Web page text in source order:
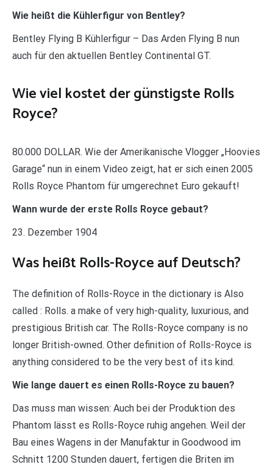
Wie heißt die Kühlerfigur von Bentley?
Bentley Flying B Kühlerfigur – Das Arden Flying B nun
auch für den aktuellen Bentley Continental GT.
Wie viel kostet der günstigste Rolls
Royce?
80.000 DOLLAR. Wie der Amerikanische Vlogger „Hoovies
Garage“ nun in einem Video zeigt, hat er sich einen 2005
Rolls Royce Phantom für umgerechnet Euro gekauft!
Wann wurde der erste Rolls Royce gebaut?
23. Dezember 1904
Was heißt Rolls-Royce auf Deutsch?
The definition of Rolls-Royce in the dictionary is Also
called : Rolls. a make of very high-quality, luxurious, and
prestigious British car. The Rolls-Royce company is no
longer British-owned. Other definition of Rolls-Royce is
anything considered to be the very best of its kind.
Wie lange dauert es einen Rolls-Royce zu bauen?
Das muss man wissen: Auch bei der Produktion des
Phantom lässt es Rolls-Royce ruhig angehen. Weil der
Bau eines Wagens in der Manufaktur in Goodwood im
Schnitt 1200 Stunden dauert, fertigen die Briten im